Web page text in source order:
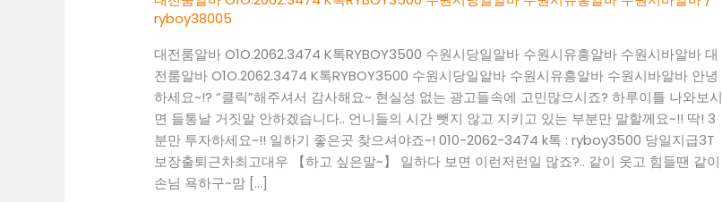
ryboy38005
대전룸알바 O1O.2062.3474 K톡RYBOY3500 수원시당일알바 수원시유흥알바 수원시바알바 대
전룸알바 O1O.2062.3474 K톡RYBOY3500 수원시당일알바 수원시유흥알바 수원시바알바 안녕
하세요~!? “클릭”해주셔서 감사해요~ 현실성 없는 광고들속에 고민많으시죠? 하루이틀 나와보시
면 들통날 거짓말 안하겠습니다.. 언니들의 시간 뺏지 않고 지키고 있는 부분만 말할께요~!! 딱! 3
분만 투자하세요~!! 일하기 좋은곳 찾으셔야죠~! 010-2062-3474 k톡 : ryboy3500 당일지급3T
보장출퇴근차최고대우 【하고 싶은말~】 일하다 보면 이런저런일 많죠?.. 같이 웃고 힘들땐 같이
손님 욕하구~맘 […]
톡
RYBOY3500
수
원
시
당
일
알
바